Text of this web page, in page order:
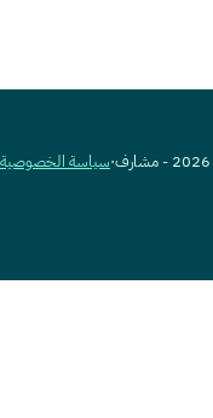
·سياسة الخصوصية